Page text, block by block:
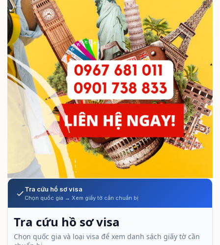
Tra cứu hồ sơ visa
Chọn quốc gia → Xem giấy tờ cần chuẩn bị